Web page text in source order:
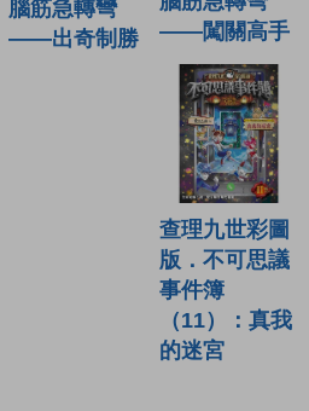
腦筋急轉彎
——出奇制勝
——闖關高手
查理九世彩圖
版．不可思議
事件簿
（11）：真我
的迷宮